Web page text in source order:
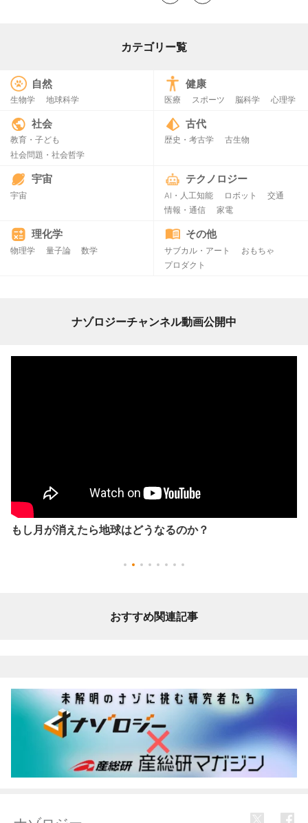
カテゴリー覧
自然
生物学 地球科学
健康
医療 スポーツ 脳科学 心理学
社会
教育・子ども
社会問題・社会哲学
古代
歴史・考古学 古生物
宇宙
宇宙
テクノロジー
AI・人工知能 ロボット
交通
情報・通信
家電
理化学
物理学 量子論 数学
その他
サブカル・アート
おもちゃ
プロダクト
ナゾロジーチャンネル動画公開中
弾丸と同じ速度の電車内で拳銃を撃ったら「電車の外」か
おすすめ関連記事